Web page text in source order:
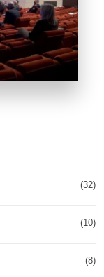
(32)
(10)
(8)